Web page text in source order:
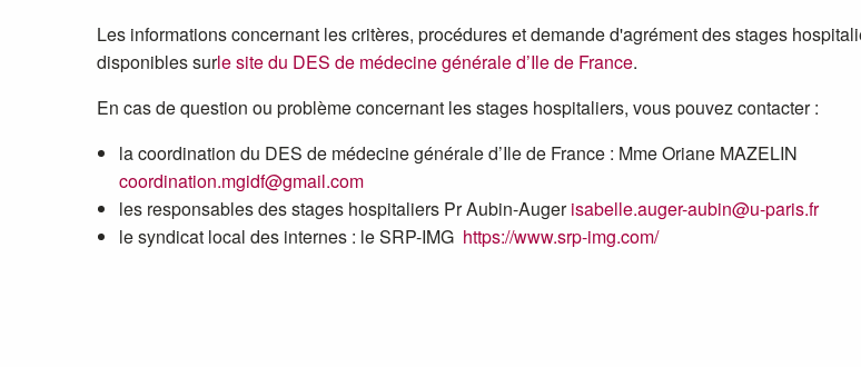
Les informations concernant les critères, procédures et demande d'agrément des stages
disponibles surle site du DES de médecine générale d’Ile de France.
En cas de question ou problème concernant les stages hospitaliers, vous pouvez contacter :
la coordination du DES de médecine générale d’Ile de France : Mme Oriane MAZELIN
coordination.mgidf@gmail.com
les responsables des stages hospitaliers Pr Aubin-Augerisabelle.auger-aubin@u-paris.fr
le syndicat local des internes : le SRP-IMG https://www.srp-img.com/